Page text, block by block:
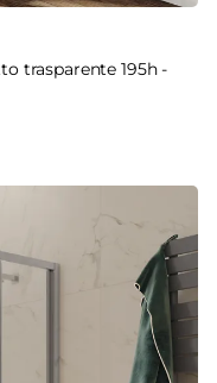
trasparente 195h -